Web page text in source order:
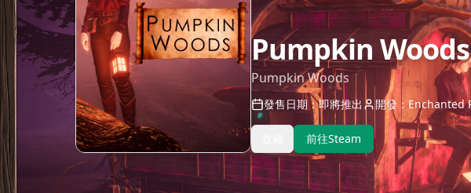
Pumpkin Woods
Pumpkin Woods
發售日期：即將推出 開發：Enchanted
前往Steam